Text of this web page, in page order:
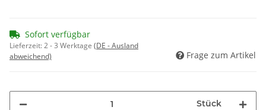
Sofort verfügbar
Lieferzeit:2 - 3 Werktage (DE - Ausland
abweichend)
Frage zum Artikel
Stück